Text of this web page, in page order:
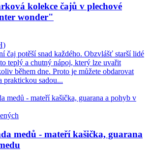
kolekce čajů v plechové
wonder"
čaj potěší snad každého. Obzvlášť starší lidé
teplý a chutný nápoj, který lze uvařit
během dne. Proto je můžete obdarovat
praktickou sadou...
medů - mateří kašička, guarana